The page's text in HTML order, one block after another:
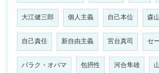
大江健三郎 個人主義 自己本位 森
自己責任 新自由主義 宮台真司 セ
バラク・オバマ 包摂性 河合隼雄